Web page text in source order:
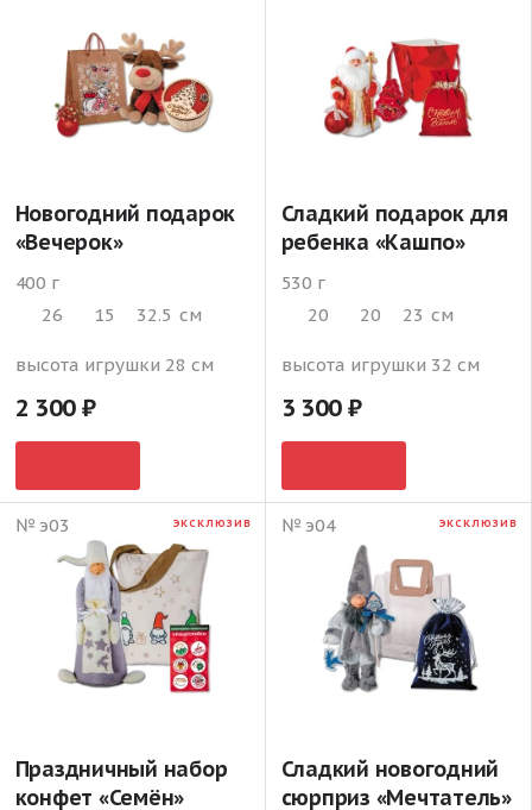
Новогодний подарок
«Вечерок»
400 г
26
15 32.5 см
высота игрушки 28 см
2 300
Сладкий подарок для
ребенка «Кашпо»
530 г
20
20 23 см
высота игрушки 32 см
3 300
№ э03 ЭКСКЛЮЗИВ
Праздничный набор
конфет «Семён»
№ э04 ЭКСКЛЮЗИВ
Сладкий новогодний
сюрприз «Мечтатель»